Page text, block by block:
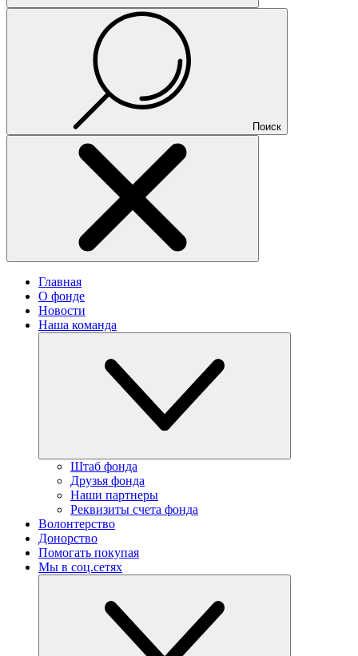
Поиск
Главная
О фонде
Новости
Наша команда
Штаб фонда
Друзья фонда
Наши партнеры
Реквизиты счета фонда
Волонтерство
Донорство
Помогать покупая
Мы в соц.сетях